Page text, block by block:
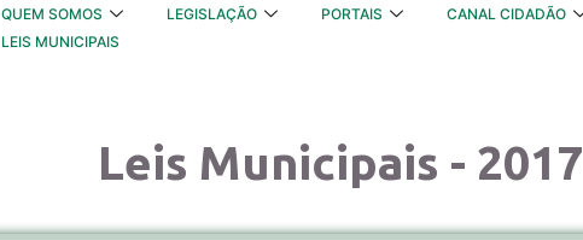
QUEM SOMOS LEGISLAÇÃO PORTAIS
CANAL CIDADÃO
LEIS MUNICIPAIS
Leis Municipais - 2017